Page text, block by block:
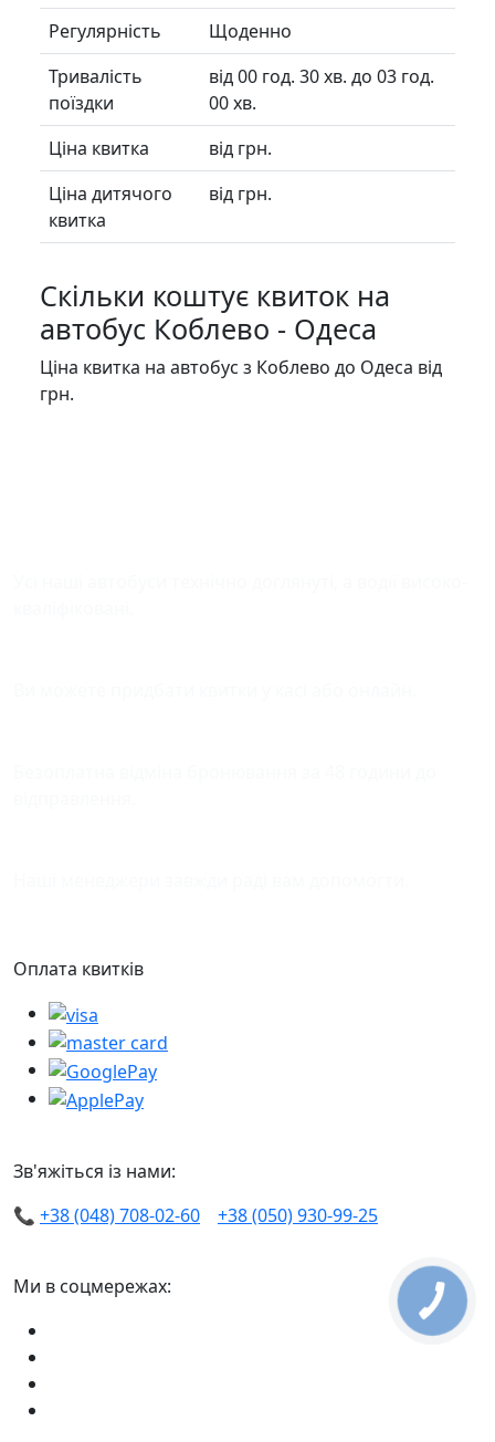
Регулярність
Щоденно
Тривалість
поїздки
від 00 год. 30 хв. до 03 год.
00 хв.
Ціна квитка
від грн.
Ціна дитячого
квитка
від грн.
Скільки коштує квиток на
автобус Коблево - Одеса
Ціна квитка на автобус з Коблево до Одеса від
грн.
Оплата квитків
Зв'яжіться із нами:
📞 +38 (048) 708-02-60 +38 (050) 930-99-25
Ми в соцмережах: